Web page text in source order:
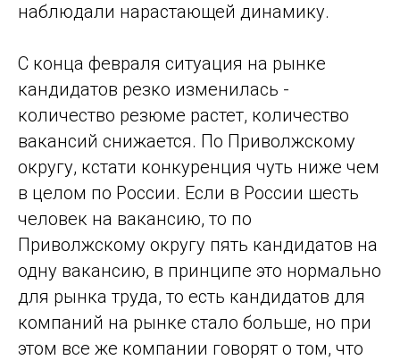
наблюдали нарастающей динамику.
С конца февраля ситуация на рынке
кандидатов резко изменилась -
количество резюме растет, количество
вакансий снижается. По Приволжскому
округу, кстати конкуренция чуть ниже чем
в целом по России. Если в России шесть
человек на вакансию, то по
Приволжскому округу пять кандидатов на
одну вакансию, в принципе это нормально
для рынка труда, то есть кандидатов для
компаний на рынке стало больше, но при
этом все же компании говорят о том, что